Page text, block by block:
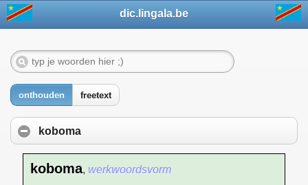
dic.lingala.be
onthouden freetext
koboma
koboma, werkwoordsvorm